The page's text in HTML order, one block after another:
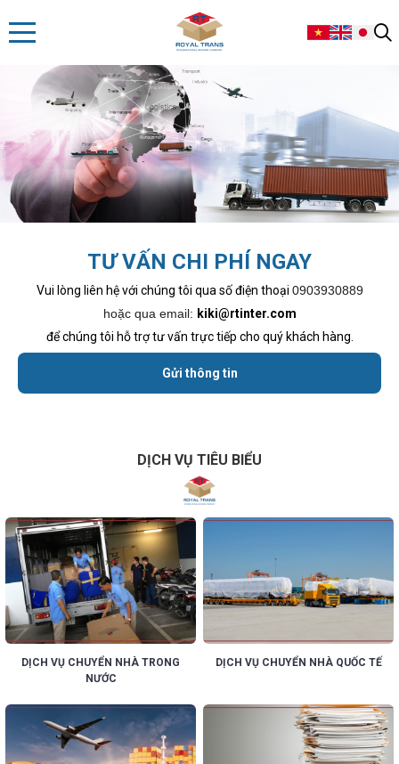
TƯ VẤN CHI PHÍ NGAY
Vui lòng liên hệ với chúng tôi qua số điện thoại 0903930889
hoặc qua email: kiki@rtinter.com
để chúng tôi hỗ trợ tư vấn trực tiếp cho quý khách hàng.
Gửi thông tin
DỊCH VỤ TIÊU BIỂU
DỊCH VỤ CHUYỂN NHÀ TRONG
NƯỚC
DỊCH VỤ CHUYỂN NHÀ QUỐC TẾ